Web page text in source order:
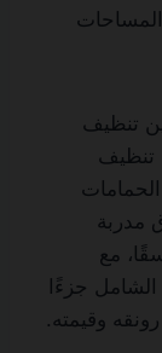
تنظيف
تنظيف
الحمامات
مدربة
مع
الشامل جزءًا
وقيمته.